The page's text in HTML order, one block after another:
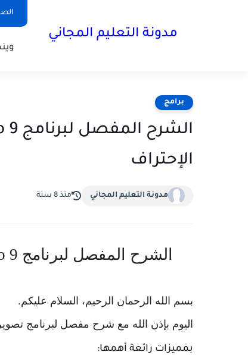
مدونة التعليم المجاني
برامج
الإحتراف
مدونة التعليم المجاني منذ 8 سنة
الشرح المفصل لبرنامج Camtasia Studio 9 من الصفر إلى الإحتراف
بسم الله الرحمان الرحيم، السلام عليكم.
اليوم بإذن الله مع شرح مفصل لبرنامج
بمميزات رائعة أهمها: